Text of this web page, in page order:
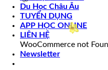
Du Học Châu Âu
TUYỂN DỤNG
APP HỌC ONLINE
LIÊN HỆ
WooCommerce not
Newsletter